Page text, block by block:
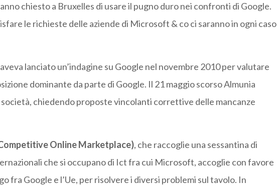
chiesto a Bruxelles di usare il pugno duro nei confronti di Google.
le richieste delle aziende di Microsoft & co ci saranno in ogni caso
lanciato un’indagine su Google nel novembre 2010 per valutare
dominante da parte di Google. Il 21 maggio scorso Almunia
società, chiedendo proposte vincolanti correttive delle mancanze
Online Marketplace), che raccoglie una sessantina di
che si occupano di Ict fra cui Microsoft, accoglie con favore
fra Google e l’Ue, per risolvere i diversi problemi sul tavolo. In